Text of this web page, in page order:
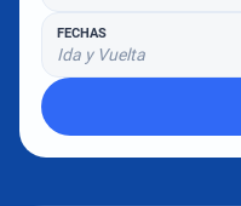
FECHAS
Ida y Vuelta